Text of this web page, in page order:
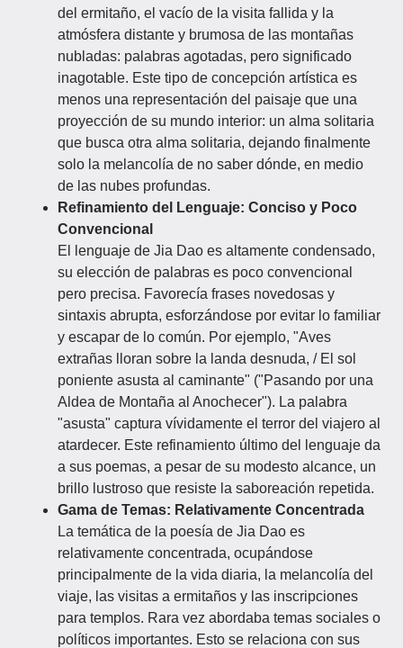
del ermitaño, el vacío de la visita fallida y la
atmósfera distante y brumosa de las montañas
nubladas: palabras agotadas, pero significado
inagotable. Este tipo de concepción artística es
menos una representación del paisaje que una
proyección de su mundo interior: un alma solitaria
que busca otra alma solitaria, dejando finalmente
solo la melancolía de no saber dónde, en medio
de las nubes profundas.
Refinamiento del Lenguaje: Conciso y Poco
Convencional
El lenguaje de Jia Dao es altamente condensado,
su elección de palabras es poco convencional
pero precisa. Favorecía frases novedosas y
sintaxis abrupta, esforzándose por evitar lo familiar
y escapar de lo común. Por ejemplo, "Aves
extrañas lloran sobre la landa desnuda, / El sol
poniente asusta al caminante" ("Pasando por una
Aldea de Montaña al Anochecer"). La palabra
"asusta" captura vívidamente el terror del viajero al
atardecer. Este refinamiento último del lenguaje da
a sus poemas, a pesar de su modesto alcance, un
brillo lustroso que resiste la saboreación repetida.
Gama de Temas: Relativamente Concentrada
La temática de la poesía de Jia Dao es
relativamente concentrada, ocupándose
principalmente de la vida diaria, la melancolía del
viaje, las visitas a ermitaños y las inscripciones
para templos. Rara vez abordaba temas sociales o
políticos importantes. Esto se relaciona con sus